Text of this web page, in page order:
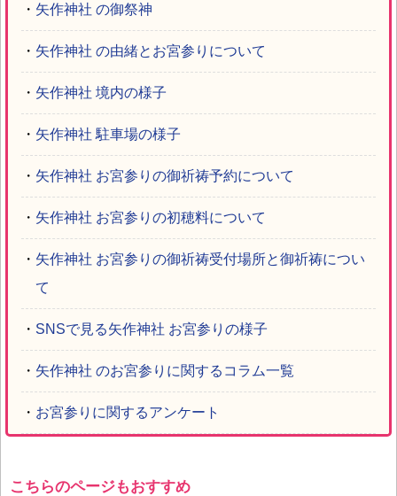
・ 矢作神社 の御祭神
・ 矢作神社 の由緒とお宮参りについて
・ 矢作神社 境内の様子
・ 矢作神社 駐車場の様子
・ 矢作神社 お宮参りの御祈祷予約について
・ 矢作神社 お宮参りの初穂料について
・ 矢作神社 お宮参りの御祈祷受付場所と御祈祷につい
て
・ SNSで見る矢作神社 お宮参りの様子
・ 矢作神社 のお宮参りに関するコラム一覧
・ お宮参りに関するアンケート
こちらのページもおすすめ